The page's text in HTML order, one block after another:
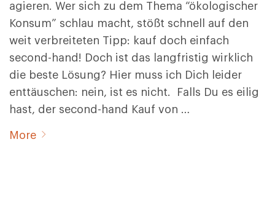
agieren. Wer sich zu dem Thema “ökologischer
Konsum” schlau macht, stößt schnell auf den
weit verbreiteten Tipp: kauf doch einfach
second-hand! Doch ist das langfristig wirklich
die beste Lösung? Hier muss ich Dich leider
enttäuschen: nein, ist es nicht. Falls Du es eilig
hast, der second-hand Kauf von …
More